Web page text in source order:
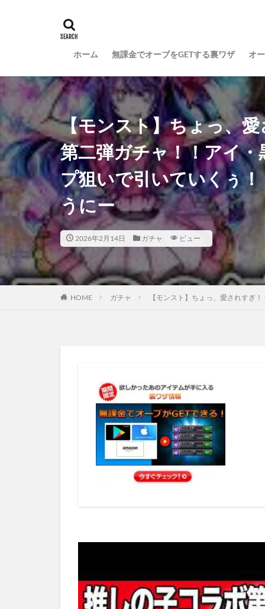
ホーム 無課金でオーブをGETする裏ワザ オ
【モンスト】ちょっ、
第二弾ガチャ！！アイ
プ狙いで引いていくぅ
うにー
2026年2月14日 ガチャ ビュー
HOME ガチャ 【モンスト】ちょっ、愛されすぎ